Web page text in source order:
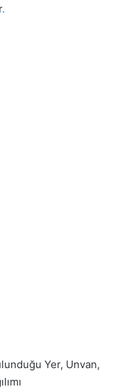
.
Yer, Unvan,